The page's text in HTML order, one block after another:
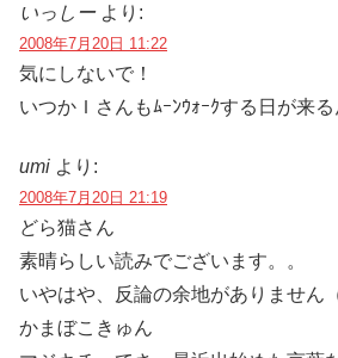
いっしー より:
2008年7月20日 11:22
気にしないで！
いつかＩさんもﾑｰﾝｳｫｰｸする日が来る
umi より:
2008年7月20日 21:19
どら猫さん
素晴らしい読みでございます。。
いやはや、反論の余地がありません
かまぼこきゅん